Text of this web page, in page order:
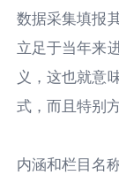
数据采集填报
立足于当年来
义，这也就意
式，而且特别
内涵和栏目名